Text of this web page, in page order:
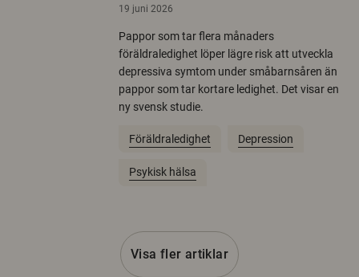
19 juni 2026
Pappor som tar flera månaders
föräldraledighet löper lägre risk att utveckla
depressiva symtom under småbarnsåren än
pappor som tar kortare ledighet. Det visar en
ny svensk studie.
Föräldraledighet Depression
Psykisk hälsa
Visa fler artiklar